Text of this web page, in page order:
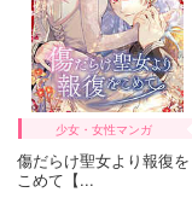
あらす
傷だら
165円 (税
少女・女性マンガ
傷だらけ聖女より報復を
こめて【...